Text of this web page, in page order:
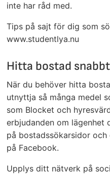
inte har råd med.
Tips på sajt för dig som
www.studentlya.nu
Hitta bostad snabbt
När du behöver hitta
utnyttja så många medel
som Blocket och
erbjudanden om lägenhet
på bostadssökarsidor
på Facebook.
Upplys ditt nätverk på